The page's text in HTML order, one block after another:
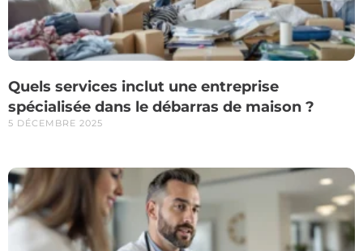
Quels services inclut une entreprise
spécialisée dans le débarras de maison ?
5 DÉCEMBRE 2025